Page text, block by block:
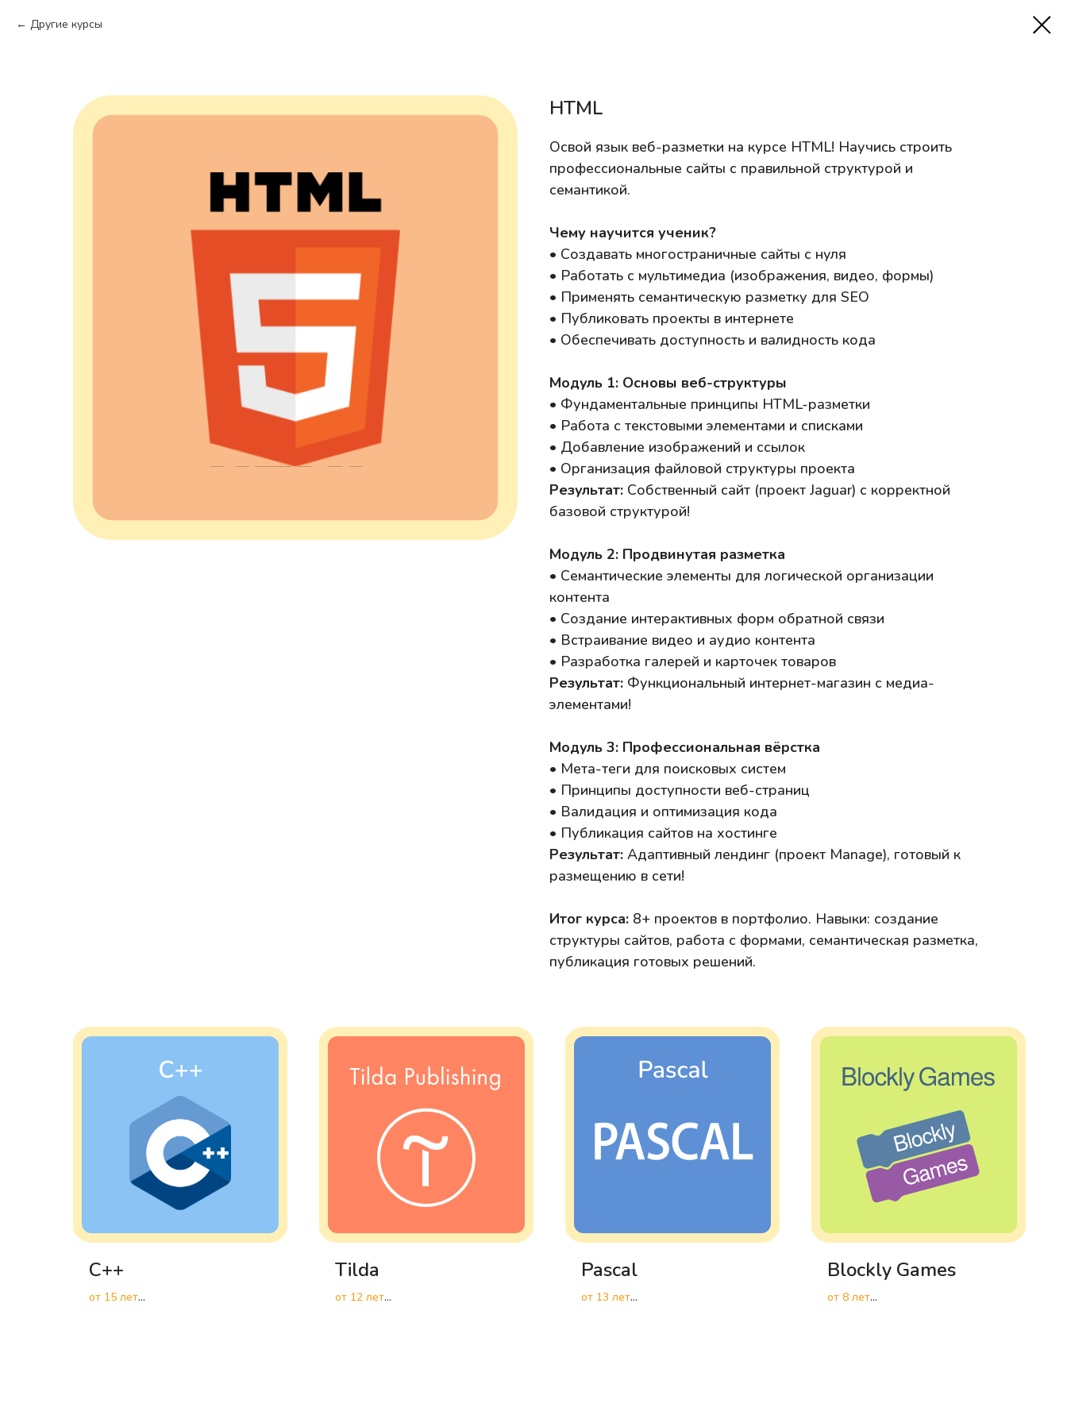
Другие курсы
HTML
Освой язык веб-разметки на курсе HTML! Научись строить
профессиональные сайты с правильной структурой и
семантикой.
Чему научится ученик?
• Создавать многостраничные сайты с нуля
• Работать с мультимедиа (изображения, видео, формы)
• Применять семантическую разметку для SEO
• Публиковать проекты в интернете
• Обеспечивать доступность и валидность кода
Модуль 1: Основы веб-структуры
• Фундаментальные принципы HTML-разметки
• Работа с текстовыми элементами и списками
• Добавление изображений и ссылок
• Организация файловой структуры проекта
Результат: Собственный сайт (проект Jaguar) с корректной
базовой структурой!
Модуль 2: Продвинутая разметка
• Семантические элементы для логической организации
контента
• Создание интерактивных форм обратной связи
• Встраивание видео и аудио контента
• Разработка галерей и карточек товаров
Результат: Функциональный интернет-магазин с медиа-
элементами!
Модуль 3: Профессиональная вёрстка
• Мета-теги для поисковых систем
• Принципы доступности веб-страниц
• Валидация и оптимизация кода
• Публикация сайтов на хостинге
Результат: Адаптивный лендинг (проект Manage), готовый к
размещению в сети!
Итог курса: 8+ проектов в портфолио. Навыки: создание
структуры сайтов, работа с формами, семантическая разметка,
публикация готовых решений.
C++
от 15 лет
Tilda
от 12 лет
Pascal
от 13 лет
Blockly Games
от 8 лет